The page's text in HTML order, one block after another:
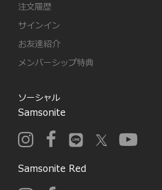
注文履歴
サインイン
お友達紹介
メンバーシップ特典
ソーシャル
Samsonite
Samsonite Red